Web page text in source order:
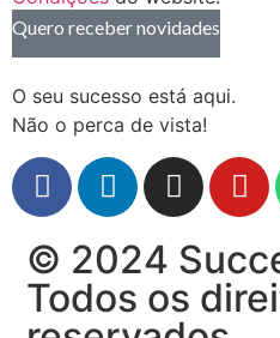
Quero receber novidades
O seu sucesso está aqui.
Não o perca de vista!
© 2024
Todos os